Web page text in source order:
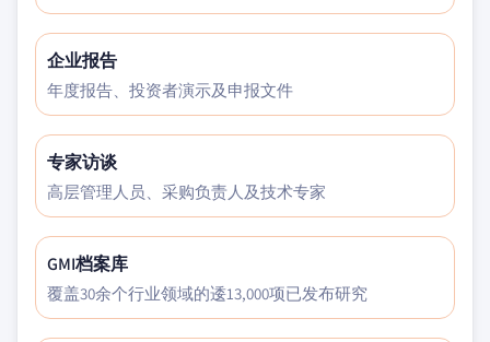
企业报告
年度报告、投资者演示及申报文件
专家访谈
高层管理人员、采购负责人及技术专家
GMI档案库
覆盖30余个行业领域的逶13,000项已发布研究